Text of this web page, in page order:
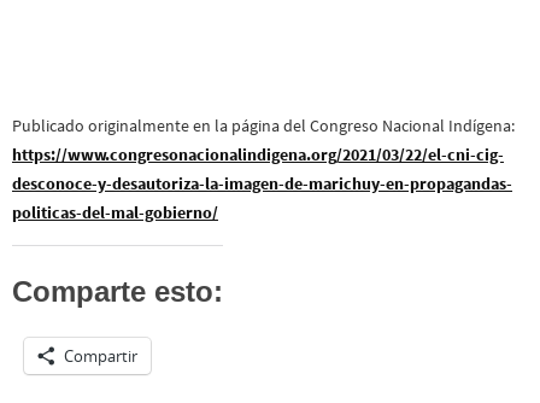
Publicado originalmente en la página del Congreso Nacional Indígena:
https://www.congresonacionalindigena.org/2021/03/22/el-cni-cig-
desconoce-y-desautoriza-la-imagen-de-marichuy-en-propagandas-
politicas-del-mal-gobierno/
Comparte esto:
Compartir